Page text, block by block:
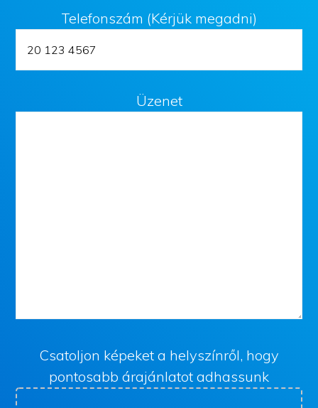
Telefonszám (Kérjük megadni)
Üzenet
Csatoljon képeket a helyszínről, hogy
pontosabb árajánlatot adhassunk